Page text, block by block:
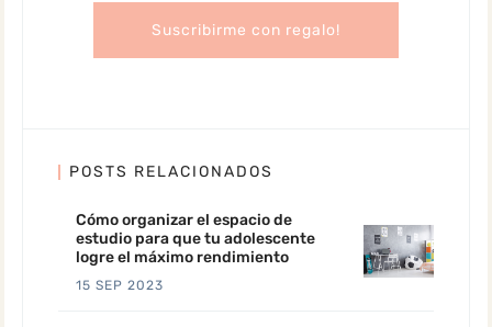
POSTS RELACIONADOS
Cómo organizar el espacio de
estudio para que tu adolescente
logre el máximo rendimiento
15 SEP 2023